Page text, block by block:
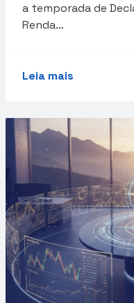
a temporada de
Renda…
Leia mais